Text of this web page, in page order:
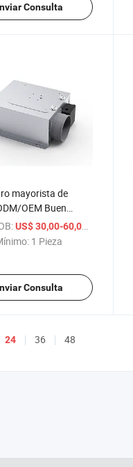
Consulta
mayorista de
OEM Buen
calidad
de conducto en
US$ 30,00-60,00
1 Pieza
Consulta
24 36 48